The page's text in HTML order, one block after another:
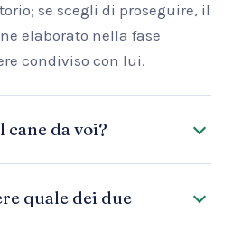
se scegli di proseguire, il
elaborato nella fase
condiviso con lui.
cane da voi?
quale dei due